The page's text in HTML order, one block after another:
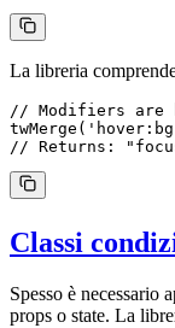
La libreria
// Modifiers are
twMerge (
// Returns:
Classi
Spesso è necessario
props o state. La